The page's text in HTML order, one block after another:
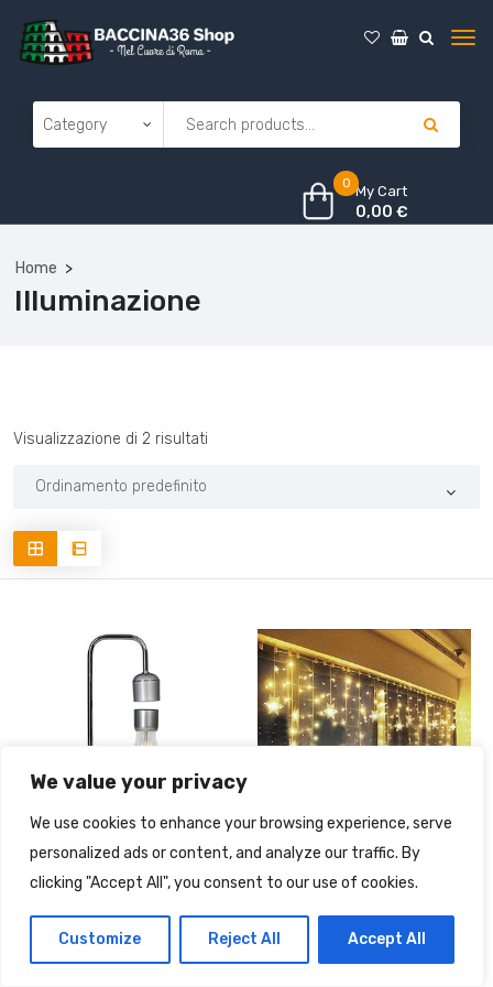
We value your privacy
We use cookies to enhance your browsing experience, serve
personalized ads or content, and analyze our traffic. By
clicking "Accept All", you consent to our use of cookies.
Customize Reject All Accept All
0 My Cart
0,00€
Home
Illuminazione
Visualizzazione di 2 risultati
magnetica con base in
rovere – Con lampada a
ILLUMINAZIONE
Luci di Natale, 96 LED
Cascata Luci da